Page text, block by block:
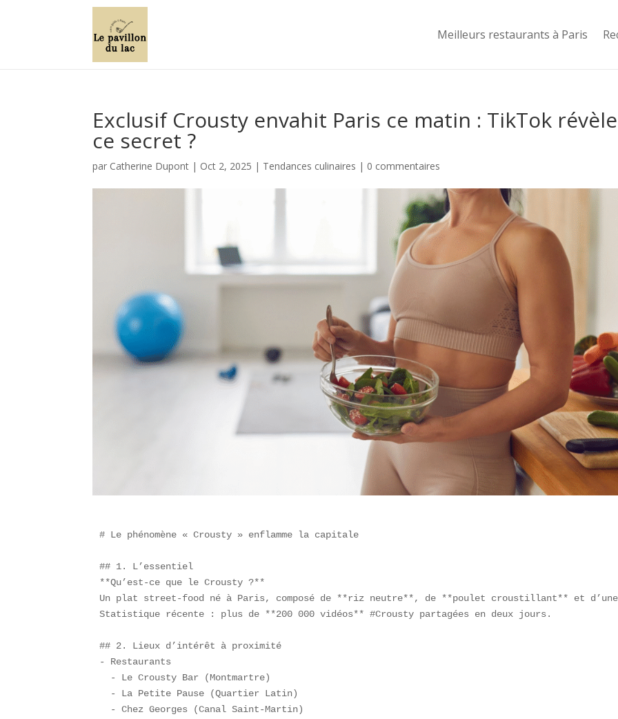
Meilleurs restaurants à Paris
Exclusif Crousty envahit Paris ce matin : TikTok révèle
ce secret ?
par Catherine Dupont | Oct 2, 2025 | Tendances culinaires | 0 commentaires
# Le phénomène « Crousty » enflamme la capitale
## 1. L’essentiel
**Qu’est-ce que le Crousty ?**
Un plat street-food né à Paris, composé de **riz neutre**, de **poulet croustillant** et
Statistique récente : plus de **200 000 vidéos** #Crousty partagées en deux jours.
## 2. Lieux d’intérêt à proximité
- Restaurants
  - Le Crousty Bar (Montmartre)
  - La Petite Pause (Quartier Latin)
  - Chez Georges (Canal Saint-Martin)